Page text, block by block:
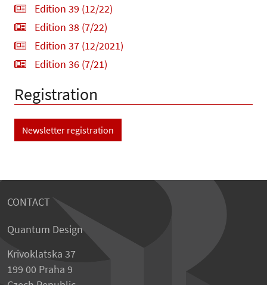
Edition 39 (12/22)
Edition 38 (7/22)
Edition 37 (12/2021)
Edition 36 (7/21)
Registration
Newsletter registration
CONTACT
Quantum Design
Krivoklatska 37
199 00 Praha 9